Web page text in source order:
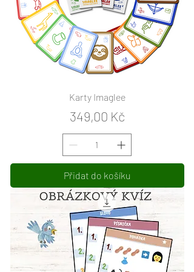
Karty Imaglee
Cena
349,00 Kč
Přidat do košíku